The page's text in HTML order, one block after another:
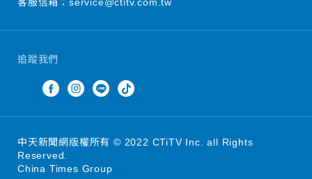
追蹤我們
中天新聞網版權所有 © 2022 CTiTV Inc. all Rights
Reserved.
China Times Group